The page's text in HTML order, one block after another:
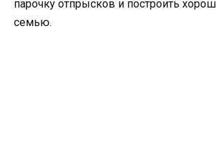
парочку отпрысков и построить
семью.